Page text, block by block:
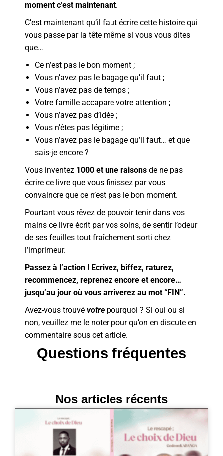
moment c’est maintenant.
C’est maintenant qu’il faut écrire cette histoire qui
vous passe par la tête même si vous vous dites
que…
Ce n’est pas le bon moment ;
Vous n’avez pas le bagage qu’il faut ;
Vous n’avez pas de temps ;
Votre famille accapare votre attention ;
Vous n’avez pas d’idée ;
Vous n’êtes pas légitime ;
Vous n’avez pas le bagage qu’il faut… et que
sais-je encore ?
Vous inventez 1000 et une raisons de ne pas
écrire ce livre que vous finissez par vous
convaincre que ce n’est pas le bon moment.
Pourtant vous rêvez de pouvoir tenir dans vos
mains ce livre écrit par vos soins, de sentir l’odeur
de ses feuilles tout fraîchement sorti chez
l’imprimeur.
Passez à l’action ! Ecrivez, biffez, raturez,
recommencez, reprenez encore et encore…
jusqu’au jour où vous arriverez au mot “FIN”.
Avez-vous trouvé votre pourquoi ? Si oui ou si
non, veuillez me le noter pour qu’on en discute en
commentaire sous cet article.
Questions fréquentes
Nos articles récents